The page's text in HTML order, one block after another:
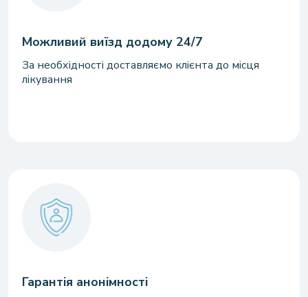
Можливий виїзд додому 24/7
За необхідності доставляємо клієнта до місця
лікування
Гарантія анонімності